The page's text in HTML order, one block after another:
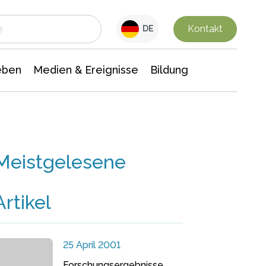
DE Kontakt
Medien & Ereignisse Bildung
25 April 2001